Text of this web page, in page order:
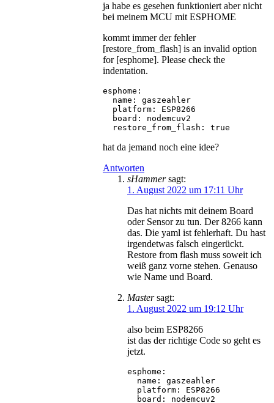
ja habe es gesehen funktioniert aber nicht
bei meinem MCU mit ESPHOME
kommt immer der fehler
[restore_from_flash] is an invalid option
for [esphome]. Please check the
indentation.
esphome:
  name: gaszeahler
  platform: ESP8266
  board: nodemcuv2
  restore_from_flash: true
hat da jemand noch eine idee?
Antworten
sHammer sagt:
1. August 2022 um 17:11 Uhr
Das hat nichts mit deinem Board
oder Sensor zu tun. Der 8266 kann
das. Die yaml ist fehlerhaft. Du hast
irgendetwas falsch eingerückt.
Restore from flash muss soweit ich
weiß ganz vorne stehen. Genauso
wie Name und Board.
Master sagt:
1. August 2022 um 19:12 Uhr
also beim ESP8266
ist das der richtige Code so geht es
jetzt.
esphome:
  name: gaszeahler
  platform: ESP8266
  board: nodemcuv2